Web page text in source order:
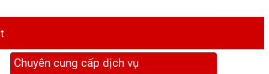
Chuyên cung cấp dịch vụ